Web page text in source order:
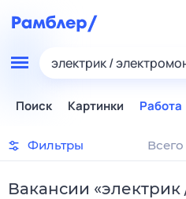
электрик /
Поиск Картинки Работа
Фильтры
Вакансии «электрик